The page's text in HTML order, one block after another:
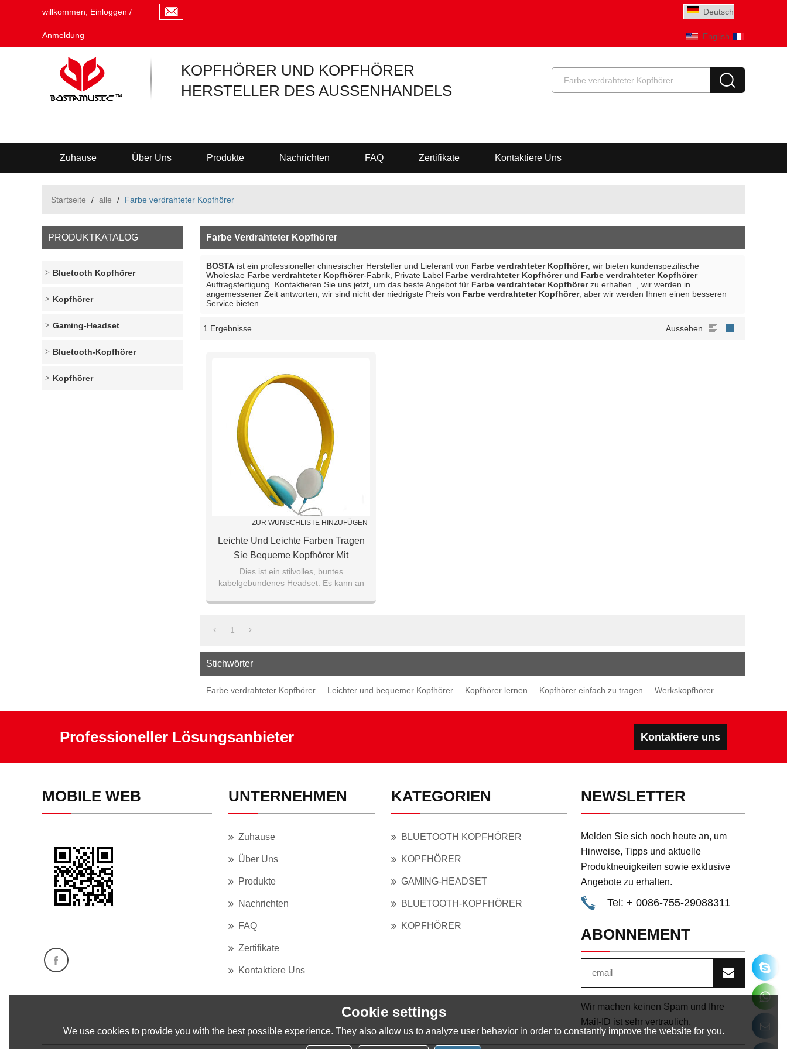
willkommen, Einloggen /
Anmeldung
Deutsch
English
KOPFHÖRER UND KOPFHÖRER
HERSTELLER DES AUSSENHANDELS
Zuhause Über Uns Produkte Nachrichten FAQ Zertifikate Kontaktiere Uns
Startseite / alle / Farbe verdrahteter Kopfhörer
PRODUKTKATALOG
Bluetooth Kopfhörer
Kopfhörer
Gaming-Headset
Bluetooth-Kopfhörer
Kopfhörer
Farbe Verdrahteter Kopfhörer
BOSTA ist ein professioneller chinesischer Hersteller und Lieferant von Farbe verdrahteter Kopfhörer, wir bieten kundenspezifische
Wholeslae Farbe verdrahteter Kopfhörer-Fabrik, Private Label Farbe verdrahteter Kopfhörerund Farbe verdrahteter Kopfhörer
Auftragsfertigung. Kontaktieren Sie uns jetzt, um das beste Angebot für Farbe verdrahteter Kopfhörerzu erhalten. , wir werden in
angemessener Zeit antworten, wir sind nicht der niedrigste Preis von Farbe verdrahteter Kopfhörer, aber wir werden Ihnen einen besseren
Service bieten.
1 Ergebnisse Aussehen
ZUR WUNSCHLISTE HINZUFÜGEN
Leichte Und Leichte Farben Tragen
Sie Bequeme Kopfhörer Mit
Kopfhörern Und Lernen Sie Musik
Dies ist ein stilvolles, buntes
kabelgebundenes Headset. Es kann an
und andere Musikge
1
Stichwörter
Farbe verdrahteter Kopfhörer Leichter und bequemer Kopfhörer Kopfhörer lernen Kopfhörer einfach zu tragen Werkskopfhörer
Professioneller Lösungsanbieter Kontaktiere uns
MOBILE WEB UNTERNEHMEN
Zuhause
Über Uns
Produkte
Nachrichten
FAQ
Zertifikate
Kontaktiere Uns
KATEGORIEN
BLUETOOTH KOPFHÖRER
KOPFHÖRER
GAMING-HEADSET
BLUETOOTH-KOPFHÖRER
KOPFHÖRER
NEWSLETTER
Melden Sie sich noch heute an, um
Hinweise, Tipps und aktuelle
Produktneuigkeiten sowie exklusive
Angebote zu erhalten.
Tel: + 0086-755-29088311
ABONNEMENT
Wir machen keinen Spam und Ihre
Mail-ID ist sehr vertraulich.
Cookie settings
We use cookies to provide you with the best possible experience. They also allow us to analyze user behavior in order to constantly improve the website for you.